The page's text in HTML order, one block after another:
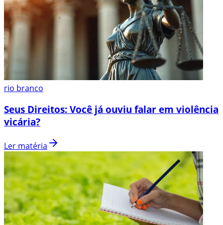
rio branco
Seus Direitos: Você já ouviu falar em violência
vicária?
Ler matéria